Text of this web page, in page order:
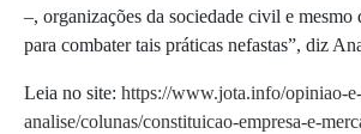
–, organizações da sociedade civil e mesmo
para combater tais práticas nefastas”, diz
Leia no site: https://www.jota.info/opiniao-e-
analise/colunas/constituicao-empresa-e-